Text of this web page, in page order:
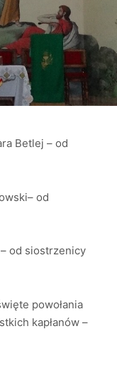
Betlej – od
od
od siostrzenicy
powołania
kapłanów –